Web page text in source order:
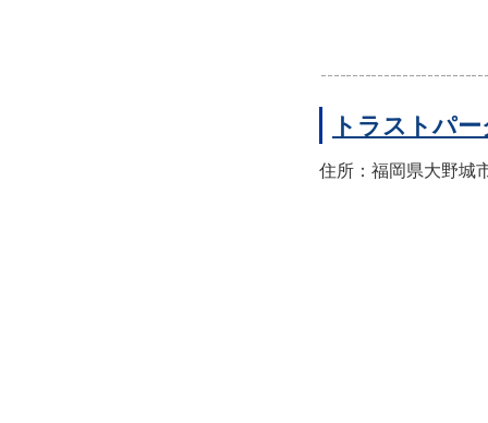
トラストパ
住所：福岡県大野城